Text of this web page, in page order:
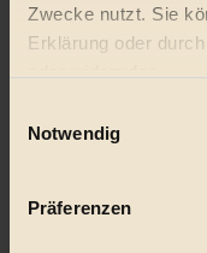
Zwecke nutzt. Sie
Erklärung oder
Wenn Sie es
Ihr Gerät
Notwendig
Präferenzen
Bio
Vegan